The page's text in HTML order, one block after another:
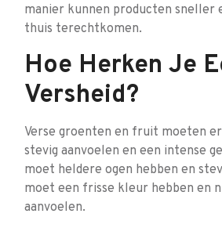
manier kunnen producten sneller
thuis terechtkomen.
Hoe Herken Je
Versheid?
Verse groenten en fruit moeten
stevig aanvoelen en een intense
moet heldere ogen hebben en
moet een frisse kleur hebben en
aanvoelen.